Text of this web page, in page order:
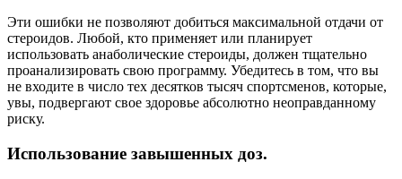
Эти ошибки не позволяют добиться максимальной отдачи от
стероидов. Любой, кто применяет или планирует
использовать анаболические стероиды, должен тщательно
проанализировать свою программу. Убедитесь в том, что вы
не входите в число тех десятков тысяч спортсменов, которые,
увы, подвергают свое здоровье абсолютно неоправданному
риску.
Использование завышенных доз.